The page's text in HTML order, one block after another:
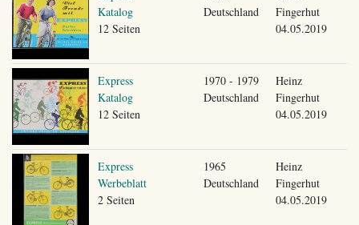
Katalog
12 Seiten
Deutschland
Fingerhut
04.05.2019
Express
Katalog
12 Seiten
1970 - 1979
Deutschland
Heinz
Fingerhut
04.05.2019
Express
Werbeblatt
2 Seiten
1965
Deutschland
Heinz
Fingerhut
04.05.2019